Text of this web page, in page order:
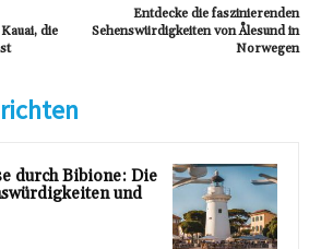
die
Entdecke die faszinierenden
Sehenswürdigkeiten von Ålesund in
Norwegen
durch Bibione: Die
und